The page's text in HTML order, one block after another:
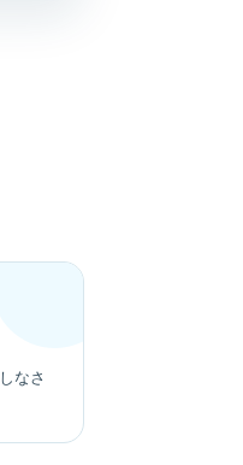
なさ